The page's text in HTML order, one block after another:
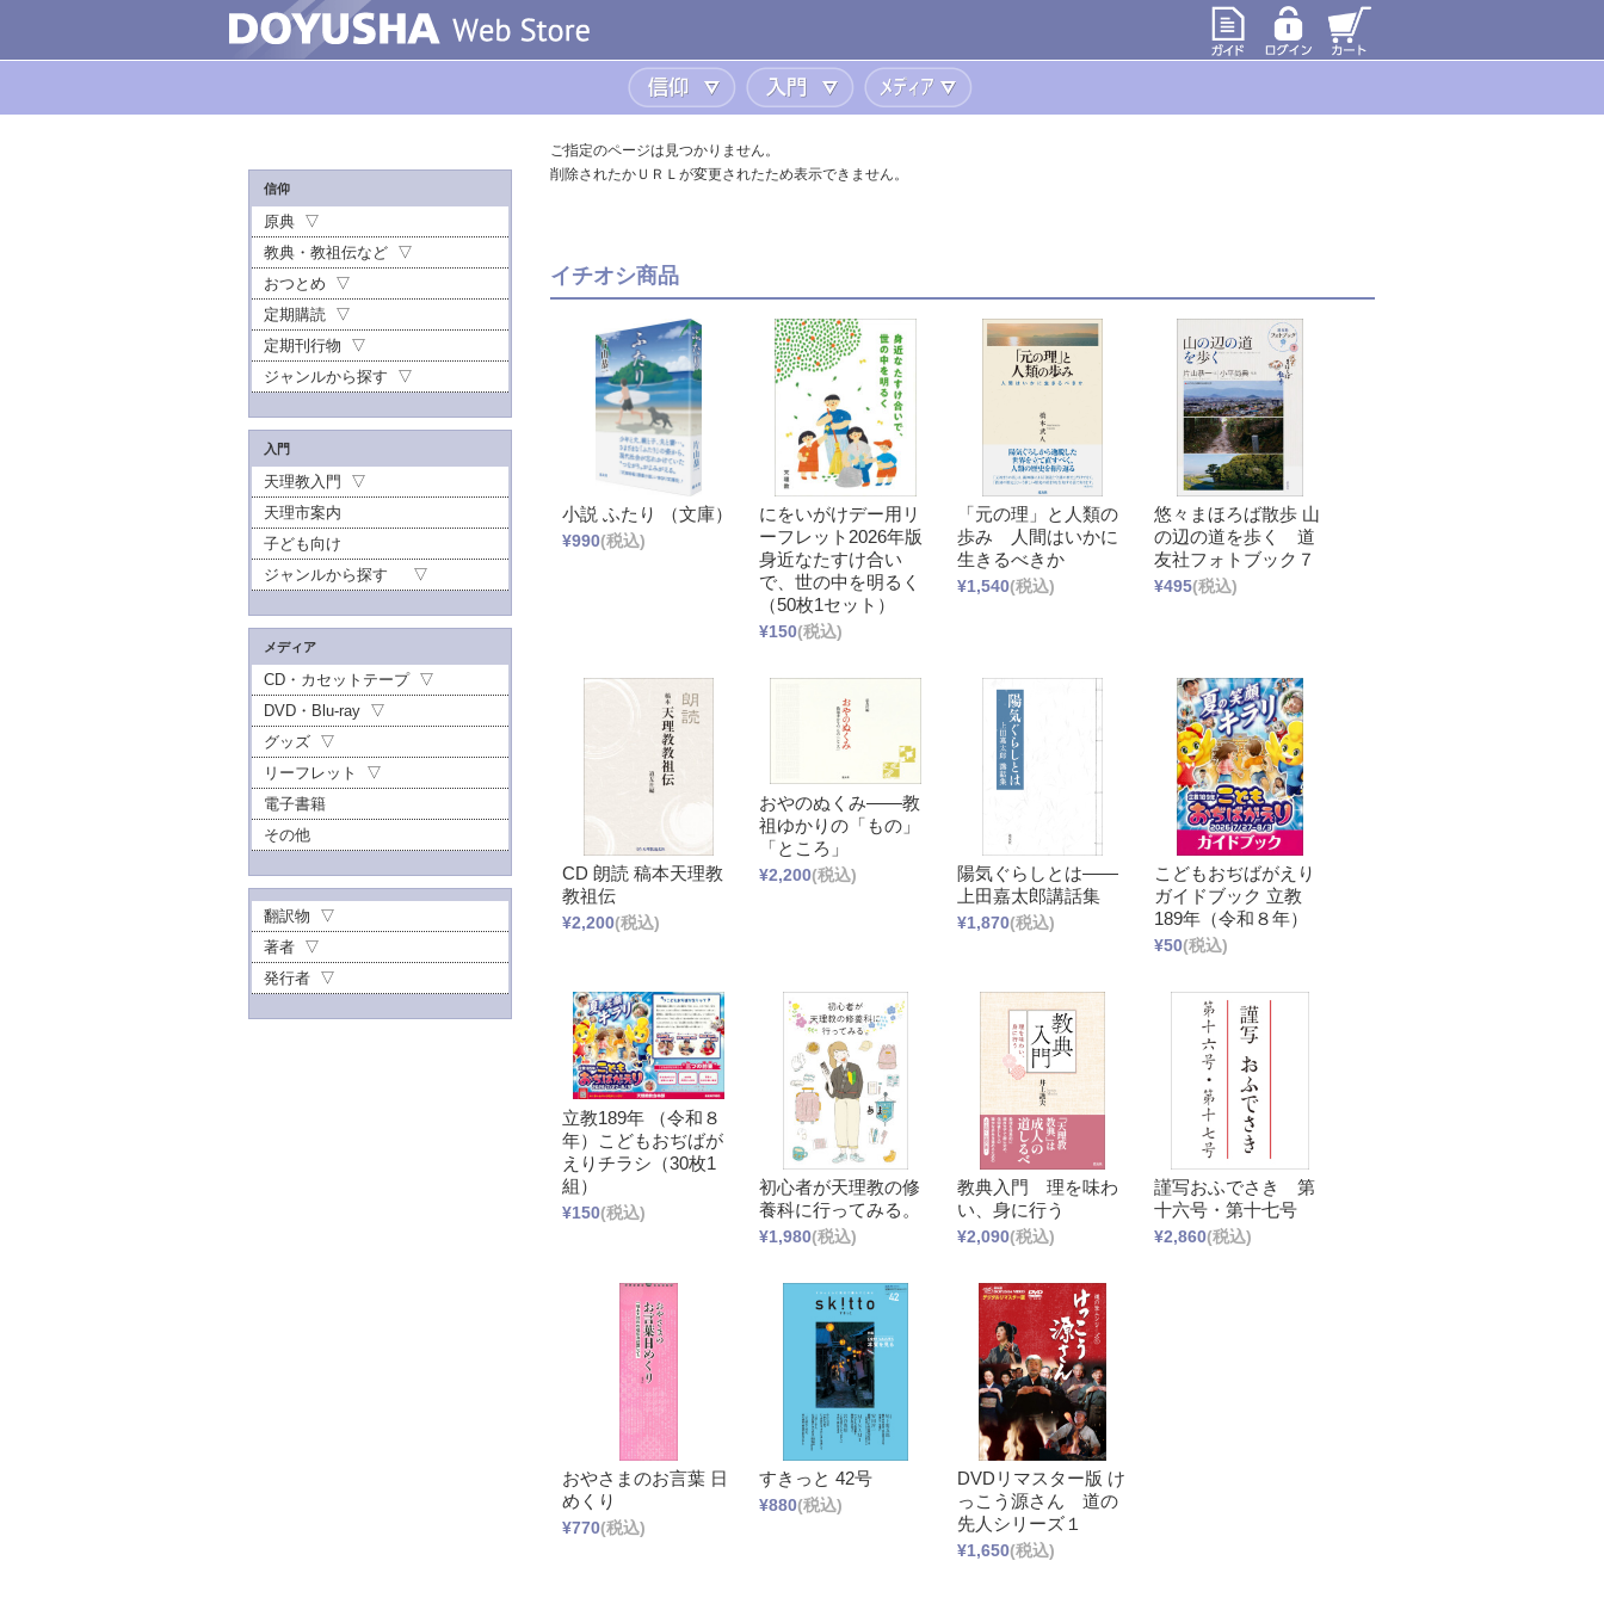
信仰 入門
ご指定のページは見つかりません。
削除されたかＵＲＬが変更されたため表示できません。
イチオシ商品
小説 ふたり （文庫）
¥990(税込)
にをいがけデー用リ
ーフレット2026年版
身近なたすけ合い
で、世の中を明るく
（50枚1セット）
¥150(税込)
「元の理」と人類の
歩み 人間はいかに
生きるべきか
¥1,540(税込)
悠々まほろば散歩 山
の辺の道を歩く 道
友社フォトブック７
¥495(税込)
CD 朗読 稿本天理教
教祖伝
¥2,200(税込)
おやのぬくみ――教
祖ゆかりの「もの」
「ところ」
¥2,200(税込)
陽気ぐらしとは――
上田嘉太郎講話集
¥1,870(税込)
こどもおぢばがえり
ガイドブック 立教
189年（令和８年）
¥50(税込)
立教189年 （令和８
年）こどもおぢばが
えりチラシ（30枚1
組）
¥150(税込)
初心者が天理教の修
養科に行ってみる。
¥1,980(税込)
教典入門 理を味わ
い、身に行う
¥2,090(税込)
謹写おふでさき 第
十六号・第十七号
¥2,860(税込)
おやさまのお言葉 日
めくり
¥770(税込)
すきっと 42号
¥880(税込)
DVDリマスター版 け
っこう源さん 道の
先人シリーズ１
¥1,650(税込)
信仰
原典
教典・教祖伝など
おつとめ
定期購読
定期刊行物
ジャンルから探す
入門
天理教入門
天理市案内
子ども向け
ジャンルから探す
メディア
CD・カセットテープ
DVD・Blu-ray
グッズ
リーフレット
電子書籍
その他
翻訳物
著者
発行者